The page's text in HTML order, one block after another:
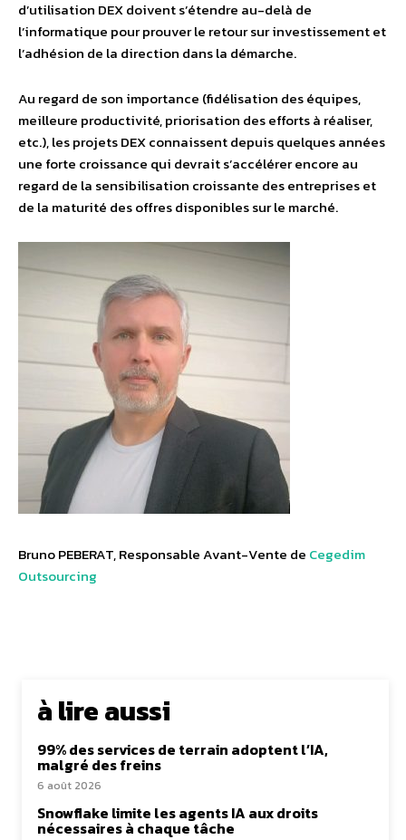
d’utilisation DEX doivent s’étendre au-delà de
l’informatique pour prouver le retour sur investissement et
l’adhésion de la direction dans la démarche.
Au regard de son importance (fidélisation des équipes,
meilleure productivité, priorisation des efforts à réaliser,
etc.), les projets DEX connaissent depuis quelques années
une forte croissance qui devrait s’accélérer encore au
regard de la sensibilisation croissante des entreprises et
de la maturité des offres disponibles sur le marché.
Bruno PEBERAT, Responsable Avant-Vente de Cegedim
Outsourcing
à lire aussi
99% des services de terrain adoptent l’IA,
malgré des freins
6 août 2026
Snowflake limite les agents IA aux droits
nécessaires à chaque tâche